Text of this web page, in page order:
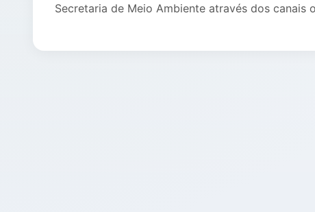
Secretaria de Meio Ambiente através dos canais